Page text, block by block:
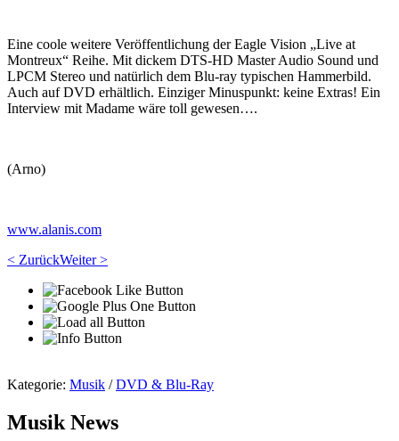
Eine coole weitere Veröffentlichung der Eagle Vision „Live at
Montreux“ Reihe. Mit dickem DTS-HD Master Audio Sound und
LPCM Stereo und natürlich dem Blu-ray typischen Hammerbild.
Auch auf DVD erhältlich. Einziger Minuspunkt: keine Extras! Ein
Interview mit Madame wäre toll gewesen….
(Arno)
www.alanis.com
< ZurückWeiter >
Kategorie: Musik /DVD & Blu-Ray
Musik News